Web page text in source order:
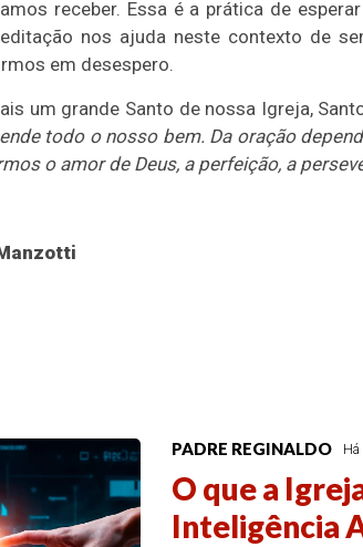
receber. Essa é a prática de
nos ajuda neste contexto de
em desespero.
um grande Santo de nossa Igreja,
todo o nosso bem. Da oração
o amor de Deus, a perfeição, a
PADRE REGINALDO Há
O que a
Inteligência